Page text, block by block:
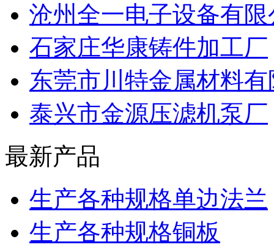
沧州全一电子设备有限
石家庄华康铸件加工厂
东莞市川特金属材料
泰兴市金源压滤机泵厂
最新产品
生产各种规格单边法兰
生产各种规格铜板